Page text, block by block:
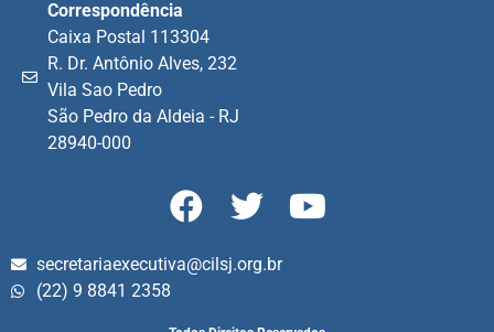
Correspondência
Caixa Postal 113304
R. Dr. Antônio Alves, 232
Vila Sao Pedro
São Pedro da Aldeia - RJ
28940-000
secretariaexecutiva@cilsj.org.br
(22) 9 8841 2358